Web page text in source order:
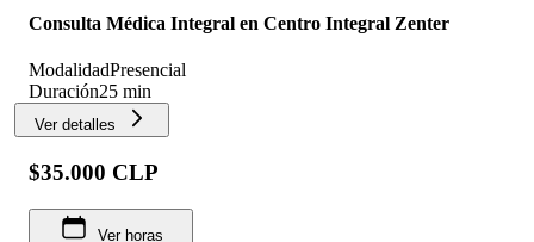
Consulta Médica Integral en Centro Integral Zenter
ModalidadPresencial
Duración25 min
Ver detalles
$35.000 CLP
Ver horas